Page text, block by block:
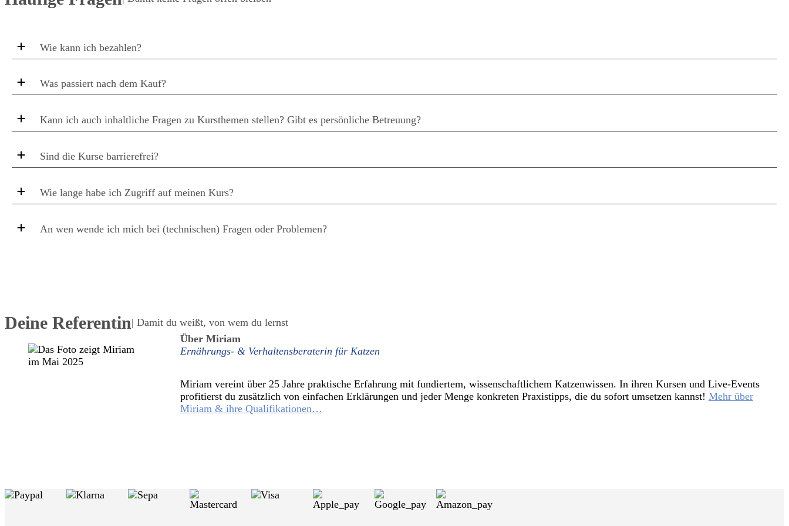
Wie kann ich bezahlen?
Was passiert nach dem Kauf?
Kann ich auch inhaltliche Fragen zu Kursthemen stellen? Gibt es persönliche Betreuung?
Sind die Kurse barrierefrei?
Wie lange habe ich Zugriff auf meinen Kurs?
An wen wende ich mich bei (technischen) Fragen oder Problemen?
Deine Referentin| Damit du weißt, von wem du lernst
Über Miriam
Ernährungs- & Verhaltensberaterin für Katzen
Miriam vereint über 25 Jahre praktische Erfahrung mit fundiertem, wissenschaftlichem Katzenwissen. In ihren Kursen und Live-Events
profitierst du zusätzlich von einfachen Erklärungen und jeder Menge konkreten Praxistipps, die du sofort umsetzen kannst! Mehr über
Miriam & ihre Qualifikationen…